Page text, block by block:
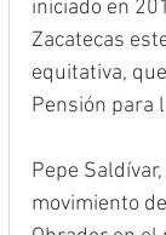
iniciado en
Zacatecas
equitativa,
Pensión para
Pepe
movimiento